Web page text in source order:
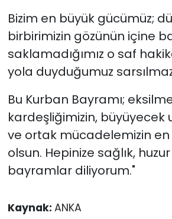
Bizim en büyük gücümüz;
birbirimizin gözünün içine
saklamadığımız o saf
yola duyduğumuz
Bu Kurban Bayramı;
kardeşliğimizin, büyüyecek
ve ortak mücadelemizin
olsun. Hepinize sağlık,
bayramlar diliyorum."
Kaynak: ANKA